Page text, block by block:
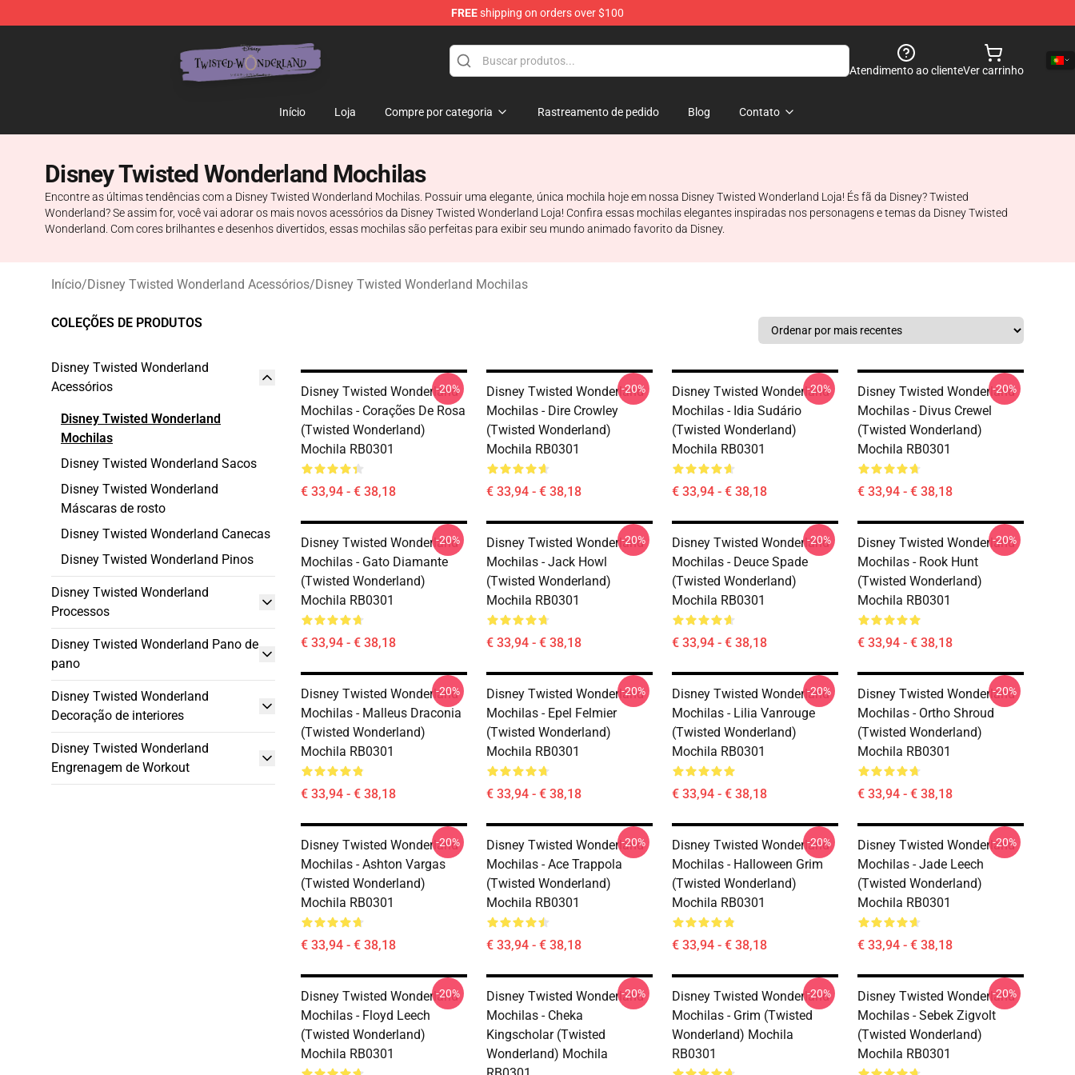
FREEshipping on orders over $100
Atendimento ao clienteVer carrinho
Início Loja Compre por categoria Rastreamento de pedido Blog Contato
Disney Twisted Wonderland Mochilas
Encontre as últimas tendências com a Disney Twisted Wonderland Mochilas. Possuir uma elegante, única mochila hoje em nossa Disney Twisted Wonderland Loja! És fã da Disney? Twisted
Wonderland? Se assim for, você vai adorar os mais novos acessórios da Disney Twisted Wonderland Loja! Confira essas mochilas elegantes inspiradas nos personagens e temas da Disney Twisted
Wonderland. Com cores brilhantes e desenhos divertidos, essas mochilas são perfeitas para exibir seu mundo animado favorito da Disney.
Início/Disney Twisted Wonderland Acessórios/Disney Twisted Wonderland Mochilas
COLEÇÕES DE PRODUTOS
Disney Twisted Wonderland
Acessórios
Disney Twisted Wonderland
Mochilas
Disney Twisted Wonderland Sacos
Disney Twisted Wonderland
Máscaras de rosto
Disney Twisted Wonderland Canecas
Disney Twisted Wonderland Pinos
Disney Twisted Wonderland
Processos
Disney Twisted Wonderland Pano de
pano
Disney Twisted Wonderland
Decoração de interiores
Disney Twisted Wonderland
Engrenagem de Workout
Disney Twisted Wonderland
Mochilas - Corações De Rosa
(Twisted Wonderland)
Mochila RB0301
€ 33,94 - € 38,18
-20%
Disney Twisted Wonderland
Mochilas - Dire Crowley
(Twisted Wonderland)
Mochila RB0301
€ 33,94 - € 38,18
-20%
Disney Twisted Wonderland
Mochilas - Idia Sudário
(Twisted Wonderland)
Mochila RB0301
€ 33,94 - € 38,18
-20%
Disney Twisted Wonderland
Mochilas - Divus Crewel
(Twisted Wonderland)
Mochila RB0301
€ 33,94 - € 38,18
-20%
Disney Twisted Wonderland
Mochilas - Gato Diamante
(Twisted Wonderland)
Mochila RB0301
€ 33,94 - € 38,18
-20%
Disney Twisted Wonderland
Mochilas - Jack Howl
(Twisted Wonderland)
Mochila RB0301
€ 33,94 - € 38,18
-20%
Disney Twisted Wonderland
Mochilas - Deuce Spade
(Twisted Wonderland)
Mochila RB0301
€ 33,94 - € 38,18
-20%
Disney Twisted Wonderland
Mochilas - Rook Hunt
(Twisted Wonderland)
Mochila RB0301
€ 33,94 - € 38,18
-20%
Disney Twisted Wonderland
Mochilas - Malleus Draconia
(Twisted Wonderland)
Mochila RB0301
€ 33,94 - € 38,18
-20%
Disney Twisted Wonderland
Mochilas - Epel Felmier
(Twisted Wonderland)
Mochila RB0301
€ 33,94 - € 38,18
-20%
Disney Twisted Wonderland
Mochilas - Lilia Vanrouge
(Twisted Wonderland)
Mochila RB0301
€ 33,94 - € 38,18
-20%
Disney Twisted Wonderland
Mochilas - Ortho Shroud
(Twisted Wonderland)
Mochila RB0301
€ 33,94 - € 38,18
-20%
Disney Twisted Wonderland
Mochilas - Ashton Vargas
(Twisted Wonderland)
Mochila RB0301
€ 33,94 - € 38,18
-20%
Disney Twisted Wonderland
Mochilas - Ace Trappola
(Twisted Wonderland)
Mochila RB0301
€ 33,94 - € 38,18
-20%
Disney Twisted Wonderland
Mochilas - Halloween Grim
(Twisted Wonderland)
Mochila RB0301
€ 33,94 - € 38,18
-20%
Disney Twisted Wonderland
Mochilas - Jade Leech
(Twisted Wonderland)
Mochila RB0301
€ 33,94 - € 38,18
-20%
Disney Twisted Wonderland
Mochilas - Floyd Leech
(Twisted Wonderland)
Mochila RB0301
-20%
Disney Twisted Wonderland
Mochilas - Cheka
Kingscholar (Twisted
Wonderland) Mochila
-20%
Disney Twisted Wonderland
Mochilas - Grim (Twisted
Wonderland) Mochila
RB0301
-20%
Disney Twisted Wonderland
Mochilas - Sebek Zigvolt
(Twisted Wonderland)
Mochila RB0301
-20%